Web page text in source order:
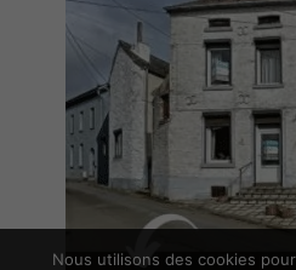
Nous utilisons des cookies